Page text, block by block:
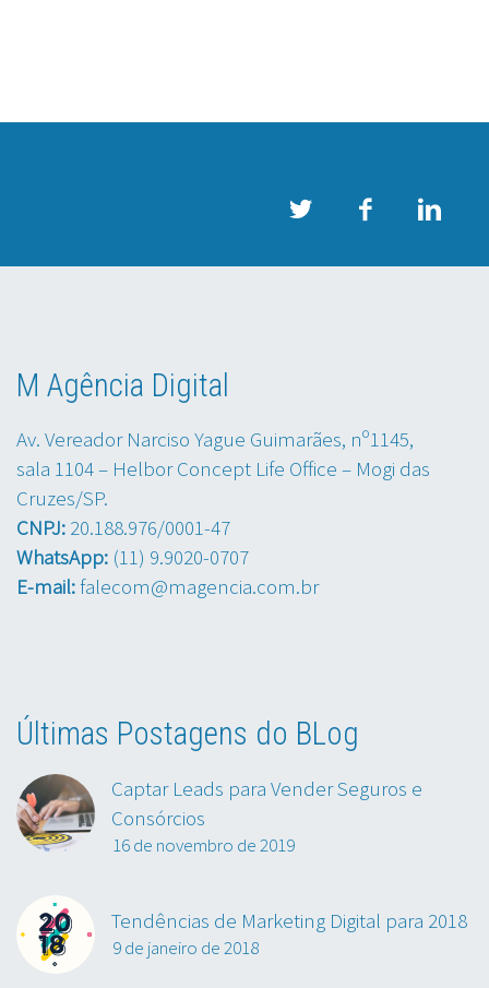
M Agência Digital
Av. Vereador Narciso Yague Guimarães, nº1145,
sala 1104 – Helbor Concept Life Office – Mogi das
Cruzes/SP.
CNPJ: 20.188.976/0001-47
WhatsApp: (11) 9.9020-0707
E-mail:falecom@magencia.com.br
Últimas Postagens do BLog
Captar Leads para Vender Seguros e
Consórcios
16 de novembro de 2019
Tendências de Marketing Digital para 2018
9 de janeiro de 2018